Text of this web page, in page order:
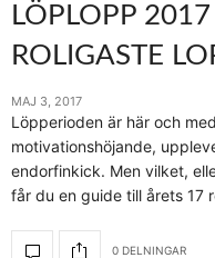
LÖPLOPP
ROLIGASTE
MAJ 3, 2017
Löpperioden är här och
motivationshöjande,
endorfinkick. Men vilket,
får du en guide till årets 17
0 DELNINGAR